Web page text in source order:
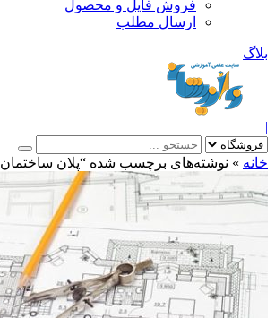
فروش فایل و محصول
ارسال مطلب
بلاگ
|
خانه » نوشته‌های برچسب شده “پلان ساختمان 9 واحدی”